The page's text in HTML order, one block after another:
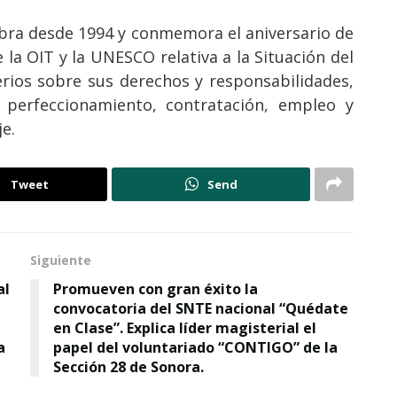
desde 1994 y conmemora el aniversario de
OIT y la UNESCO relativa a la Situación del
sobre sus derechos y responsabilidades,
contratación, empleo y
Tweet Send
Siguiente
Promueven con gran éxito la
convocatoria del SNTE nacional “Quédate
en Clase”. Explica líder magisterial el
papel del voluntariado “CONTIGO” de la
Sección 28 de Sonora.